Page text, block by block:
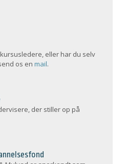
eller har du selv
os enmail.
der stiller op på